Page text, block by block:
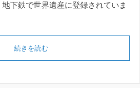
下鉄で世界遺産に登録されていま
続きを読む